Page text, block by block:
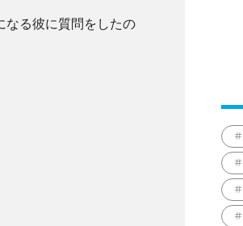
なる彼に質問をしたの